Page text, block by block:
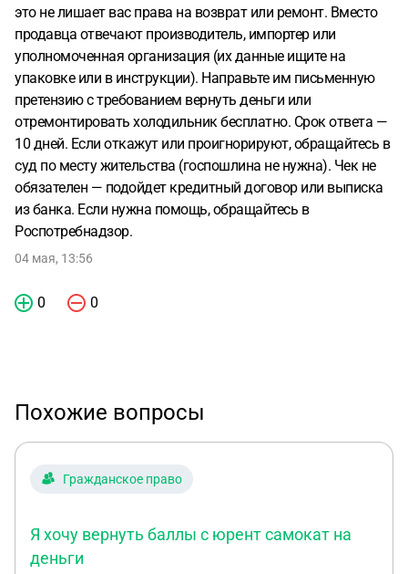
это не лишает вас права на возврат или ремонт. Вместо
продавца отвечают производитель, импортер или
уполномоченная организация (их данные ищите на
упаковке или в инструкции). Направьте им письменную
претензию с требованием вернуть деньги или
отремонтировать холодильник бесплатно. Срок ответа —
10 дней. Если откажут или проигнорируют, обращайтесь в
суд по месту жительства (госпошлина не нужна). Чек не
обязателен — подойдет кредитный договор или выписка
из банка. Если нужна помощь, обращайтесь в
Роспотребнадзор.
04 мая, 13:56
0 0
Похожие вопросы
Гражданское право
Я хочу вернуть баллы с юрент самокат на
деньги